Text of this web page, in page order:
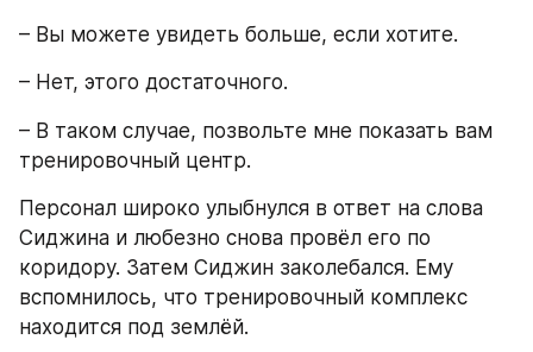
– Вы можете увидеть больше, если хотите.
– Нет, этого достаточного.
– В таком случае, позвольте мне показать вам
тренировочный центр.
Персонал широко улыбнулся в ответ на слова
Сиджина и любезно снова провёл его по
коридору. Затем Сиджин заколебался. Ему
вспомнилось, что тренировочный комплекс
находится под землёй.